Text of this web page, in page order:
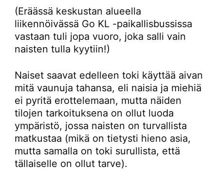
(Eräässä keskustan alueella
liikennöivässä Go KL -paikallisbussissa
vastaan tuli jopa vuoro, joka salli vain
naisten tulla kyytiin!)
Naiset saavat edelleen toki käyttää aivan
mitä vaunuja tahansa, eli naisia ja miehiä
ei pyritä erottelemaan, mutta näiden
tilojen tarkoituksena on ollut luoda
ympäristö, jossa naisten on turvallista
matkustaa (mikä on tietysti hieno asia,
mutta samalla on toki surullista, että
tällaiselle on ollut tarve).